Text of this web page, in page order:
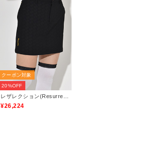
クーポン対象
20%OFF
¥26,224